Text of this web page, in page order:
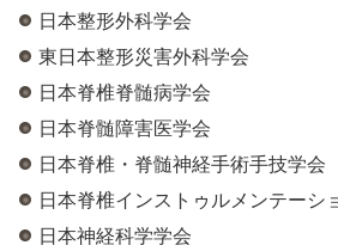
日本整形外科学会
東日本整形災害外科学会
日本脊椎脊髄病学会
日本脊髄障害医学会
日本脊椎・脊髄神経手術手技学会
日本脊椎インストゥルメンテーシ
日本神経科学学会